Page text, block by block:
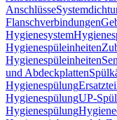
Anschlüsse
Flanschverbindungen
Hygienesystem
Hygienespüleinheiten
Hygienespüleinheiten
und Abdeckplatten
Hygienespülung
HygienespülungUP-
Hygienespülung